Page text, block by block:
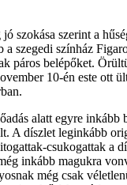
szokása szerint a
a szegedi színház
páros belépőket.
10-én este ott
alatt egyre inkább
A díszlet leginkább
csukogattak a
inkább magukra
még csak